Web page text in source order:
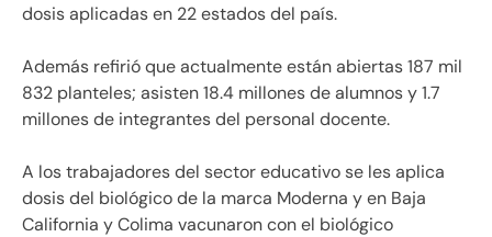
dosis aplicadas en 22 estados del país.
Además refirió que actualmente están abiertas 187 mil
832 planteles; asisten 18.4 millones de alumnos y 1.7
millones de integrantes del personal docente.
A los trabajadores del sector educativo se les aplica
dosis del biológico de la marca Moderna y en Baja
California y Colima vacunaron con el biológico